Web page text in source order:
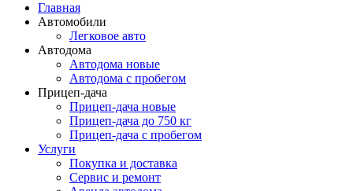
Главная
Автомобили
Легковое авто
Автодома
Автодома новые
Автодома с пробегом
Прицеп-дача
Прицеп-дача новые
Прицеп-дача до 750 кг
Прицеп-дача с пробегом
Услуги
Покупка и доставка
Сервис и ремонт